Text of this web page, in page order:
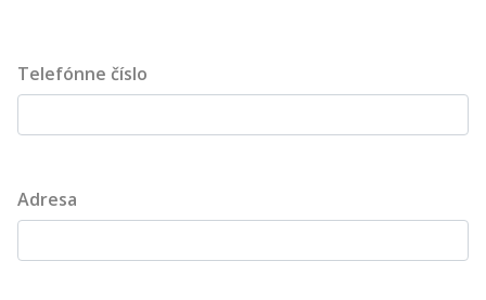
Telefónne číslo
Adresa